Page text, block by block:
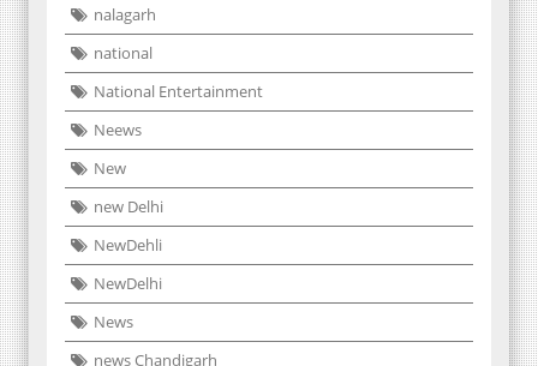
nalagarh
national
National Entertainment
Neews
New
new Delhi
NewDehli
NewDelhi
News
news Chandigarh